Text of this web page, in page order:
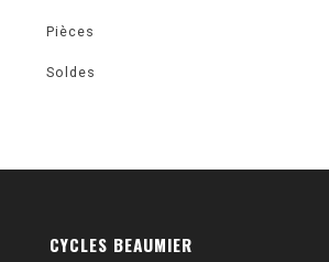
Pièces
Soldes
CYCLES BEAUMIER